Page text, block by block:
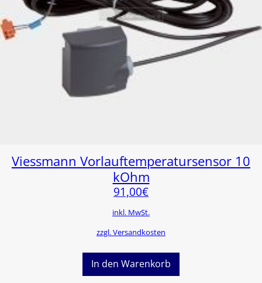
Viessmann Vorlauftemperatursensor 10
kOhm
91,00€
inkl. MwSt.
zzgl. Versandkosten
In den Warenkorb